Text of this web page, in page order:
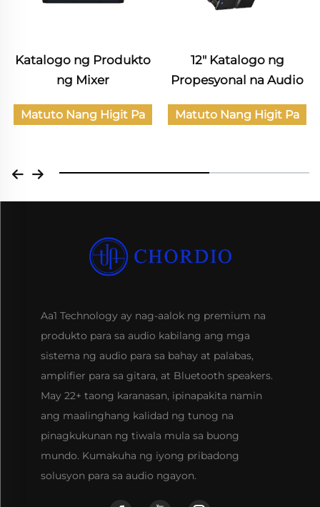
Katalogo ng Produkto
ng Mixer
Matuto Nang Higit Pa
12" Katalogo ng
Propesyonal na Audio
Matuto Nang Higit Pa
Aa1 Technology ay nag-aalok ng premium na
produkto para sa audio kabilang ang mga
sistema ng audio para sa bahay at palabas,
amplifier para sa gitara, at Bluetooth speakers.
May 22+ taong karanasan, ipinapakita namin
ang maalinghang kalidad ng tunog na
pinagkukunan ng tiwala mula sa buong
mundo. Kumakuha ng iyong pribadong
solusyon para sa audio ngayon.